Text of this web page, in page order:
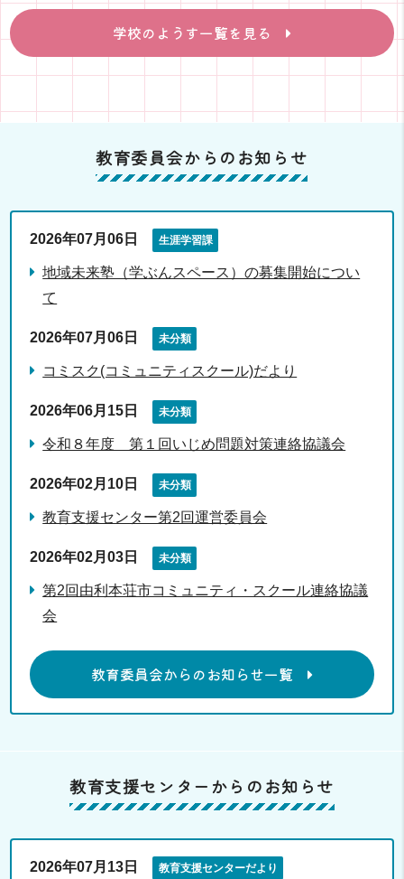
学校のようす一覧を見る
教育委員会からのお知らせ
2026年07月06日 生涯学習課
地域未来塾（学ぶんスペース）の募集開始につい
て
2026年07月06日 未分類
コミスク(コミュニティスクール)だより
2026年06月15日 未分類
令和８年度 第１回いじめ問題対策連絡協議会
2026年02月10日 未分類
教育支援センター第2回運営委員会
2026年02月03日 未分類
第2回由利本荘市コミュニティ・スクール連絡協議
会
教育委員会からのお知らせ一覧
教育支援センターからのお知らせ
2026年07月13日 教育支援センターだより